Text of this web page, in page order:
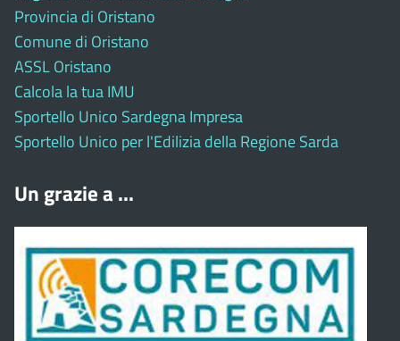
Provincia di Oristano
Comune di Oristano
ASSL Oristano
Calcola la tua IMU
Sportello Unico Sardegna Impresa
Sportello Unico per l'Edilizia della Regione Sarda
Un grazie a ...